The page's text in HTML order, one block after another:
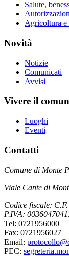
Salute,
Agricoltura e
Novità
Notizie
Comunicati
Avvisi
Vivere il
Luoghi
Eventi
Contatti
Comune di Monte
Viale Cante di
Codice fiscale:
P.IVA:
Tel: 0721956000
Fax: 0721956027
Email:
PEC: